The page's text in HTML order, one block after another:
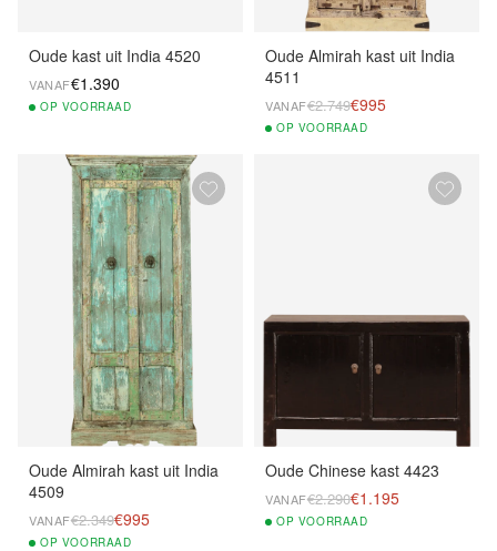
Oude kast uit India 4520
VANAF€1.390
OP VOORRAAD
Oude Almirah kast uit India
4511
VANAF€2.749€995
OP VOORRAAD
Oude Almirah kast uit India
4509
VANAF€2.349€995
OP VOORRAAD
Oude Chinese kast 4423
VANAF€2.290€1.195
OP VOORRAAD